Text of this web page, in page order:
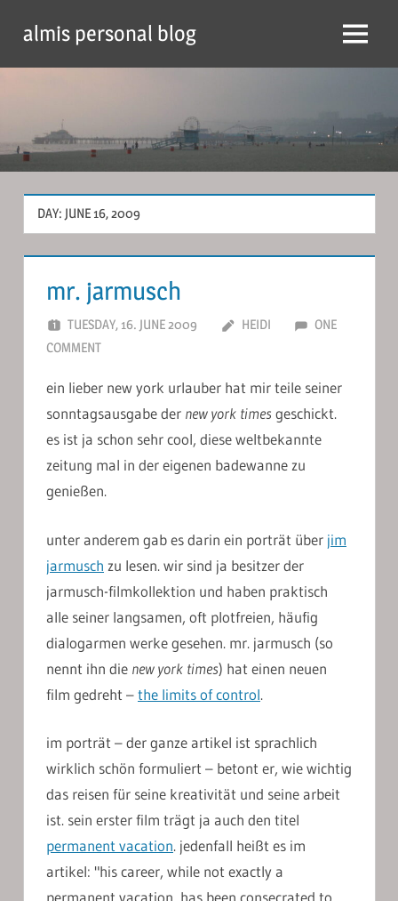
content
almis personal blog Menu
DAY: JUNE 16, 2009
mr. jarmusch
TUESDAY, 16. JUNE 2009 HEIDI
ONE
COMMENT
ein lieber new york urlauber hat mir teile seiner
sonntagsausgabe der new york times geschickt.
es ist ja schon sehr cool, diese weltbekannte
zeitung mal in der eigenen badewanne zu
genießen.
unter anderem gab es darin ein porträt über jim
jarmusch zu lesen. wir sind ja besitzer der
jarmusch-filmkollektion und haben praktisch
alle seiner langsamen, oft plotfreien, häufig
dialogarmen werke gesehen. mr. jarmusch (so
nennt ihn die new york times) hat einen neuen
film gedreht –the limits of control.
im porträt – der ganze artikel ist sprachlich
wirklich schön formuliert – betont er, wie wichtig
das reisen für seine kreativität und seine arbeit
ist. sein erster film trägt ja auch den titel
permanent vacation. jedenfall heißt es im
artikel: "his career, while not exactly a